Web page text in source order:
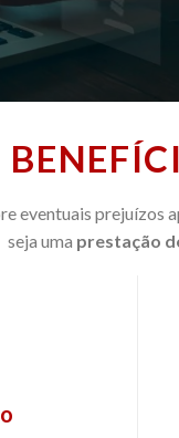
eventuais prejuízos
seja uma prestação